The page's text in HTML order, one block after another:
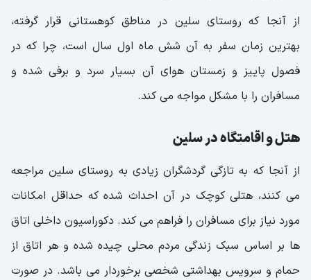
از آنجا که روستای سلین در مناطق کوهستانی قرار گرفته،
بهترین زمان سفر به آن شش ماه اول سال است، چرا که در
فصول پاییز و زمستان هوای آن بسیار سرد و برفی شده و
مسافران را با مشکل مواجه می کند.
هتل و اقامتگاه در سلین
از آنجا که به تازگی گردشگران زیادی به روستای سلین مراجعه
می کنند، هتلی کوچک در آن احداث شده که حداقل امکانات
مورد نیاز برای مسافران را فراهم می کند. دکوراسیون داخلی اتاق
ها بر اساس سبک زندگی مردم محلی چیده شده و هر اتاق از
حمام و سرویس بهداشتی شخصی برخوردار می باشد. در صورت